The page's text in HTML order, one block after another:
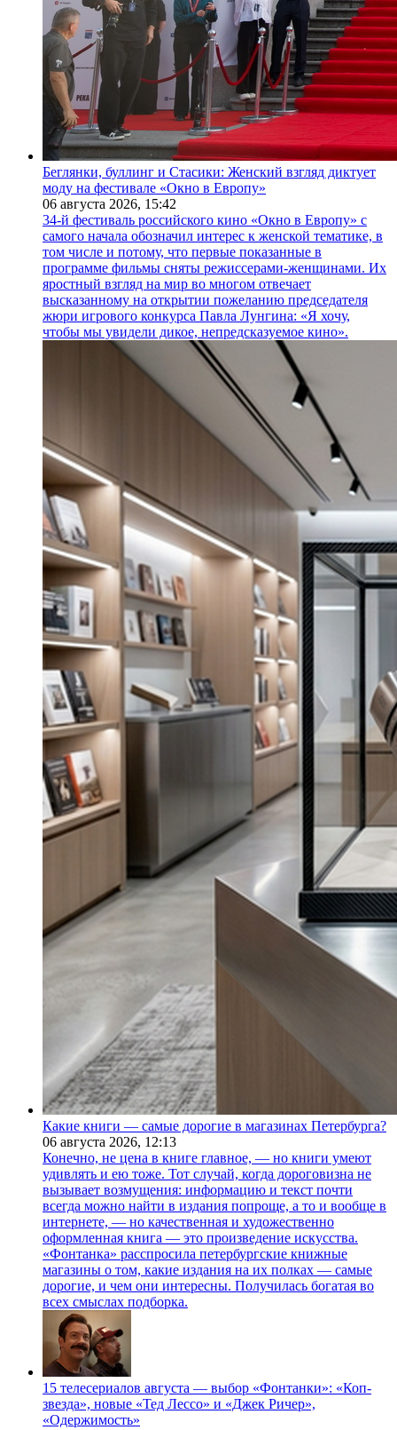
Беглянки, буллинг и Стасики: Женский взгляд диктует
моду на фестивале «Окно в Европу»
06 августа 2026, 15:42
34-й фестиваль российского кино «Окно в Европу» с
самого начала обозначил интерес к женской тематике, в
том числе и потому, что первые показанные в
программе фильмы сняты режиссерами-женщинами. Их
яростный взгляд на мир во многом отвечает
высказанному на открытии пожеланию председателя
жюри игрового конкурса Павла Лунгина: «Я хочу,
чтобы мы увидели дикое, непредсказуемое кино».
Какие книги — самые дорогие в магазинах Петербурга?
06 августа 2026, 12:13
Конечно, не цена в книге главное, — но книги умеют
удивлять и ею тоже. Тот случай, когда дороговизна не
вызывает возмущения: информацию и текст почти
всегда можно найти в издания попроще, а то и вообще в
интернете, — но качественная и художественно
оформленная книга — это произведение искусства.
«Фонтанка» расспросила петербургские книжные
магазины о том, какие издания на их полках — самые
дорогие, и чем они интересны. Получилась богатая во
всех смыслах подборка.
15 телесериалов августа — выбор «Фонтанки»: «Коп-
звезда», новые «Тед Лессо» и «Джек Ричер»,
«Одержимость»